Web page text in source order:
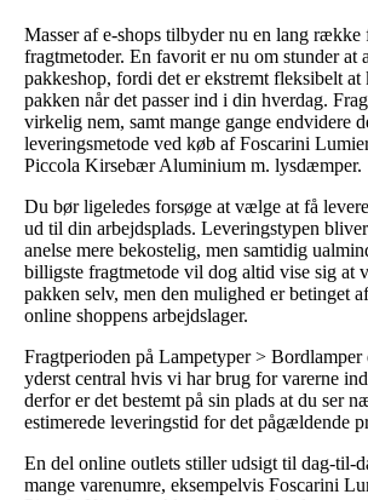
Masser af e-shops tilbyder nu en lang række
fragtmetoder. En favorit er nu om stunder at
pakkeshop, fordi det er ekstremt fleksibelt at
pakken når det passer ind i din hverdag.
virkelig nem, samt mange gange endvidere
leveringsmetode ved køb af Foscarini
Piccola Kirsebær Aluminium m. lysdæmper.
Du bør ligeledes forsøge at vælge at få
ud til din arbejdsplads. Leveringstypen
anelse mere bekostelig, men samtidig
billigste fragtmetode vil dog altid vise sig at
pakken selv, men den mulighed er betinget
online shoppens arbejdslager.
Fragtperioden på Lampetyper >
yderst central hvis vi har brug for varerne
derfor er det bestemt på sin plads at du ser
estimerede leveringstid for det pågældende
En del online outlets stiller udsigt til dag-til-
mange varenumre, eksempelvis Foscarini